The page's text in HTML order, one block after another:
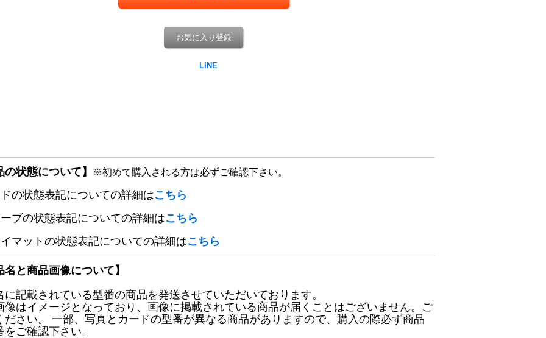
お気に入り登録
の状態について】 ※初めて購入される方は必ずご確認下さい。
の状態表記についての詳細はこちら
ブの状態表記についての詳細はこちら
マットの状態表記についての詳細はこちら
名と商品画像について】
に記載されている型番の商品を発送させていただいております。
像はイメージとなっており、画像に掲載されている商品が届くことはございません。ご
ださい。 一部、写真とカードの型番が異なる商品がありますので、購入の際必ず商品
をご確認下さい。